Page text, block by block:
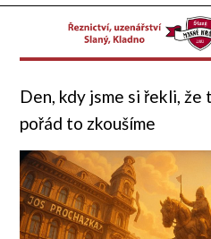
Den, kdy jsme si řekli, že
pořád to zkoušíme